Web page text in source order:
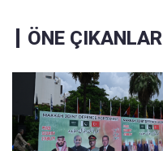
ÖNE ÇIKANLAR